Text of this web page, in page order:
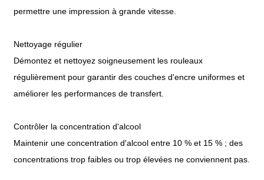
permettre une impression à grande vitesse.
Nettoyage régulier
Démontez et nettoyez soigneusement les rouleaux
régulièrement pour garantir des couches d'encre uniformes et
améliorer les performances de transfert.
Contrôler la concentration d'alcool
Maintenir une concentration d'alcool entre 10 % et 15 % ; des
concentrations trop faibles ou trop élevées ne conviennent pas.